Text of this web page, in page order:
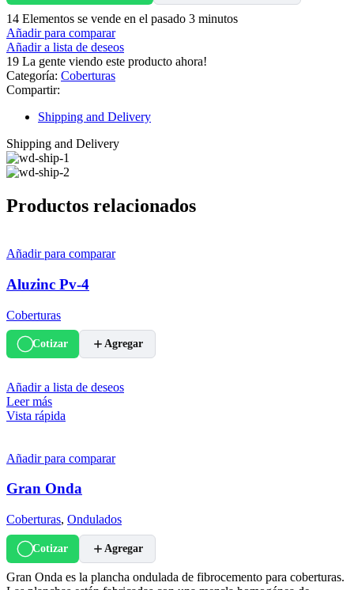
14 Elementos se vende en el pasado 3 minutos
Añadir para comparar
Añadir a lista de deseos
19 La gente viendo este producto ahora!
Categoría: Coberturas
Compartir:
Shipping and Delivery
Shipping and Delivery
Productos relacionados
Añadir para comparar
Aluzinc Pv-4
Coberturas
Cotizar Agregar
Añadir a lista de deseos
Leer más
Vista rápida
Añadir para comparar
Gran Onda
Coberturas, Ondulados
Cotizar Agregar
Gran Onda es la plancha ondulada de fibrocemento para coberturas.